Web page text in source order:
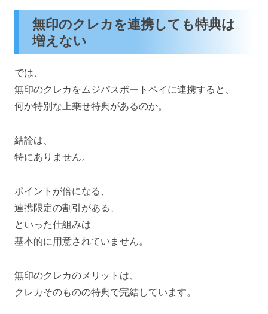
無印のクレカを連携しても特典は
増えない
では、
無印のクレカをムジパスポートペイに連携すると、
何か特別な上乗せ特典があるのか。
結論は、
特にありません。
ポイントが倍になる、
連携限定の割引がある、
といった仕組みは
基本的に用意されていません。
無印のクレカのメリットは、
クレカそのものの特典で完結しています。